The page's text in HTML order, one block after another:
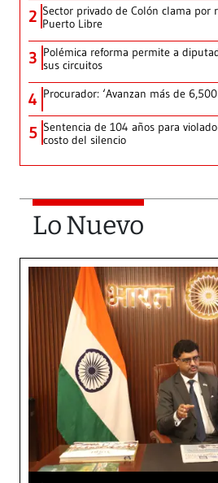
2 Sector privado de Colón clama por
Puerto Libre
3 Polémica reforma permite a
sus circuitos
4 Procurador: ‘Avanzan más de
5 Sentencia de 104 años para
costo del silencio
Lo Nuevo